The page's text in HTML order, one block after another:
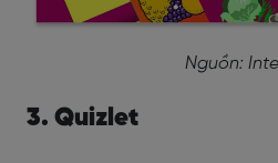
Nguồn:
3. Quizlet